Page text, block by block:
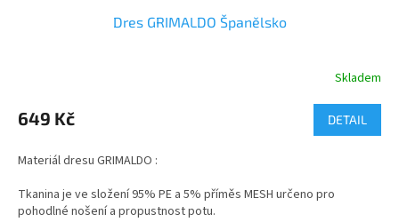
Dres GRIMALDO Španělsko
Skladem
649 Kč DETAIL
Materiál dresu GRIMALDO :
Tkanina je ve složení 95% PE a 5% příměs MESH určeno pro
pohodlné nošení a propustnost potu.